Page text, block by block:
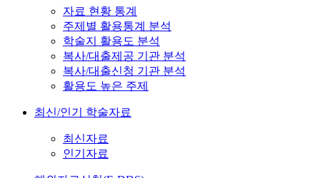
자료 현황 통계
주제별 활용통계 분석
학술지 활용도 분석
복사/대출제공 기관 분석
복사/대출신청 기관 분석
활용도 높은 주제
최신/인기 학술자료
최신자료
인기자료